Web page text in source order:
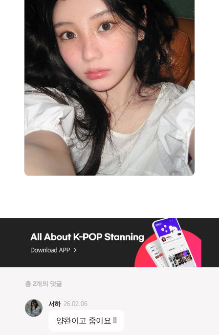
총 2개의 댓글
서하 26.02.06
양완이고 줍이요 !!